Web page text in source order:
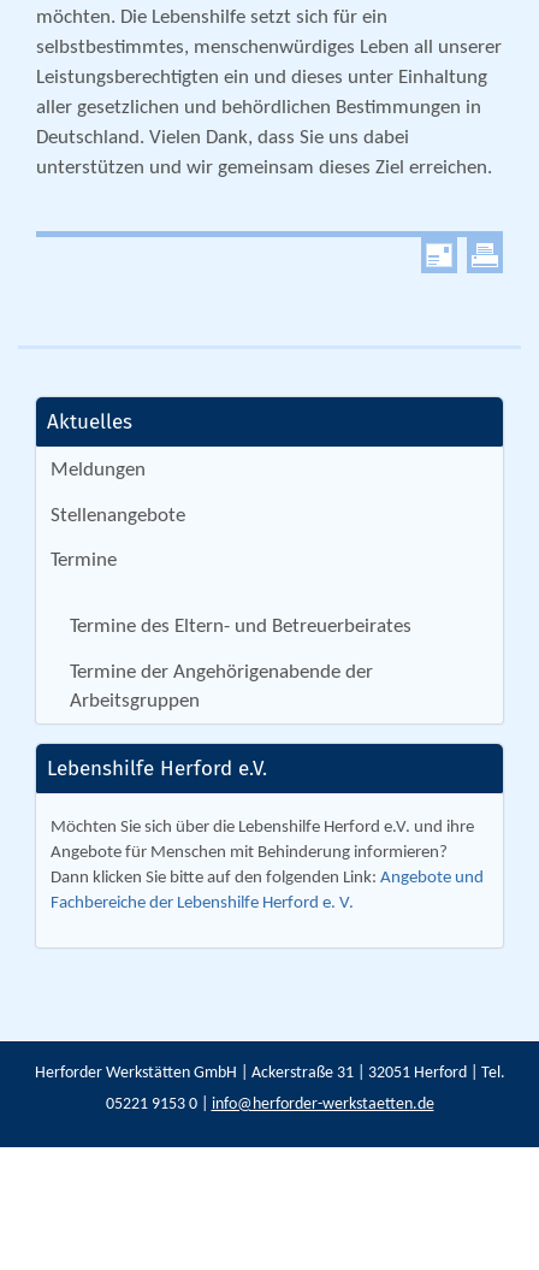
möchten. Die Lebenshilfe setzt sich für ein
selbstbestimmtes, menschenwürdiges Leben all unserer
Leistungsberechtigten ein und dieses unter Einhaltung
aller gesetzlichen und behördlichen Bestimmungen in
Deutschland. Vielen Dank, dass Sie uns dabei
unterstützen und wir gemeinsam dieses Ziel erreichen.
Aktuelles
Meldungen
Stellenangebote
Termine
Termine des Eltern- und Betreuerbeirates
Termine der Angehörigenabende der
Arbeitsgruppen
Lebenshilfe Herford e.V.
Möchten Sie sich über die Lebenshilfe Herford e.V. und ihre
Angebote für Menschen mit Behinderung informieren?
Dann klicken Sie bitte auf den folgenden Link: Angebote und
Fachbereiche der Lebenshilfe Herford e. V.
Herforder Werkstätten GmbH | Ackerstraße 31 | 32051 Herford | Tel.
05221 9153 0 |
info@herforder-werkstaetten.de